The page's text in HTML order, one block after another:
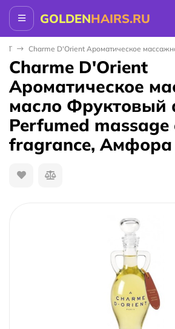
GOLDENHAIRS.RU
Charme D'Orient Ароматическое
Charme D'Orient
Ароматическое
масло Фруктовый
Perfumed
fragrance, Амфора